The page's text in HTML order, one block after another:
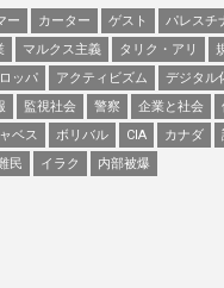
ー カーター ゲスト パレスチ
マルクス主義 タリク・アリ
ッパ アクティビズム デジタル
監視社会 警察 企業と社会
ベス ボリバル CIA カナダ
民 イラク 内部被爆